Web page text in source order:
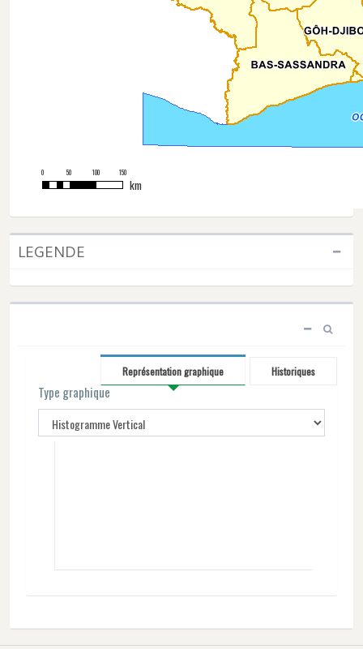
0 50 100 150
km
LEGENDE
Historiques
Représentation graphique
Type graphique